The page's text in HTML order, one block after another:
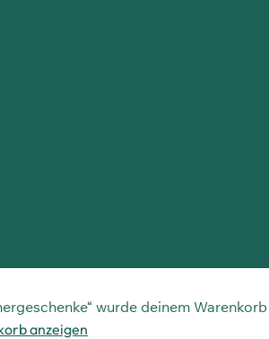
wurde deinem Warenkorb
anzeigen